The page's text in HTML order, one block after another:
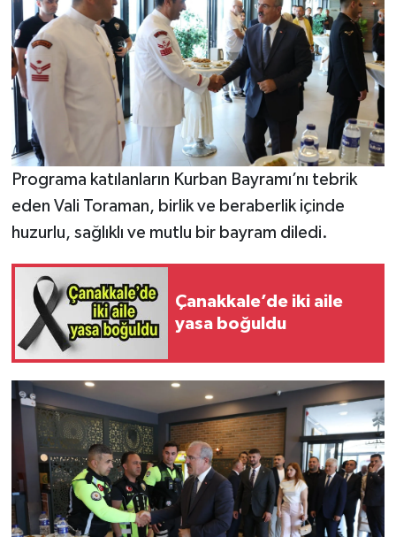
Programa katılanların Kurban Bayramı’nı tebrik
eden Vali Toraman, birlik ve beraberlik içinde
huzurlu, sağlıklı ve mutlu bir bayram diledi.
Çanakkale’de iki aile
yasa boğuldu